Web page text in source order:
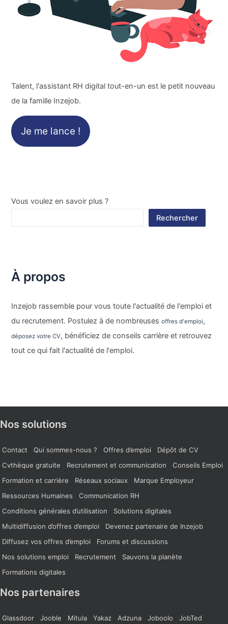
Talent, l'assistant RH digital tout-en-un est le petit nouveau
de la famille Inzejob.
Je me lance !
Vous voulez en savoir plus ?
Rechercher
À propos
Inzejob rassemble pour vous toute l'actualité de l'emploi et
du recrutement. Postulez à de nombreusesoffres d'emploi,
déposez votre CV, bénéficiez de conseils carrière et retrouvez
tout ce qui fait l'actualité de l'emploi.
Nos solutions
Contact Qui sommes-nous ? Offres d’emploi
Dépôt de CV
Cvthèque gratuite
Recrutement et communication
Conseils Emploi
Formation et carrière
Réseaux sociaux
Marque Employeur
Ressources Humaines
Communication RH
Conditions générales d’utilisation
Solutions digitales
Multidiffusion d’offres d’emploi
Devenez partenaire de Inzejob
Diffusez vos offres d’emploi
Forums et discussions
Nos solutions emploi
Recrutement
Sauvons la planète
Formations digitales
Nos partenaires
Glassdoor Jooble Mitula Yakaz Adzuna Joboolo JobTed